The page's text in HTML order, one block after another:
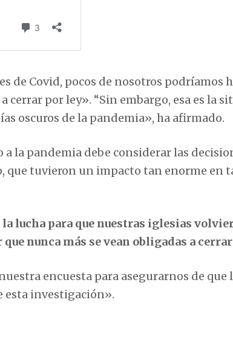
de Covid, pocos de nosotros podríamos
por ley». “Sin embargo, esa es la
oscuros de la pandemia», ha afirmado.
la pandemia debe considerar las
que tuvieron un impacto tan enorme en
lucha para que nuestras iglesias
nunca más se vean obligadas a cerrar
encuesta para asegurarnos de que
esta investigación».